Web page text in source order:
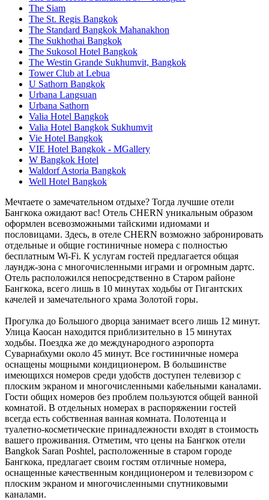
The Siam
The St. Regis Bangkok
The Standard Bangkok Mahanakhon
The Sukhothai Bangkok
The Sukosol Hotel Bangkok
The Westin Grande Sukhumvit, Bangkok
Tower Club at Lebua
U Sathorn Bangkok
Urbana Langsuan
Urbana Sathorn
Valia Hotel Bangkok
Valia Hotel Bangkok Sukhumvit
Vie Hotel Bangkok
VIE Hotel Bangkok - MGallery
W Bangkok Hotel
Waldorf Astoria Bangkok
Well Hotel Bangkok
Мечтаете о замечательном отдыхе? Тогда лучшие отели
Бангкока ожидают вас! Отель CHERN уникальным образом
оформлен всевозможными тайскими идиомами и
пословицами. Здесь, в отеле CHERN возможно забронировать
отдельные и общие гостиничные номера с полностью
бесплатным Wi-Fi. К услугам гостей предлагается общая
лаундж-зона с многочисленными играми и огромным дартс.
Отель расположился непосредственно в Старом районе
Бангкока, всего лишь в 10 минутах ходьбы от Гигантских
качелей и замечательного храма Золотой горы.
Прогулка до Большого дворца занимает всего лишь 12 минут.
Улица Каосан находится приблизительно в 15 минутах
ходьбы. Поездка же до международного аэропорта
Суварнабхуми около 45 минут. Все гостиничные номера
оснащены мощными кондиционером. В большинстве
имеющихся номеров среди удобств доступен телевизор с
плоским экраном и многочисленными кабельными каналами.
Гости общих номеров без проблем пользуются общей ванной
комнатой. В отдельных номерах в распоряжении гостей
всегда есть собственная ванная комната. Полотенца и
туалетно-косметические принадлежности входят в стоимость
вашего проживания. Отметим, что цены на Бангкок отели
Bangkok Saran Poshtel, расположенные в старом городе
Бангкока, предлагает своим гостям отличные номера,
оснащенные качественным кондиционером и телевизором с
плоским экраном и многочисленными спутниковыми
каналами.